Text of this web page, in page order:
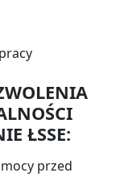
ŁSSE:
przed